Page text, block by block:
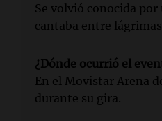
Se volvió conocida
cantaba entre
¿Dónde ocurrió el
En el Movistar Arena
durante su gira.